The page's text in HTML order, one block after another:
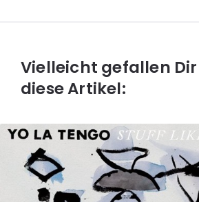
Vielleicht gefallen
diese Artikel: